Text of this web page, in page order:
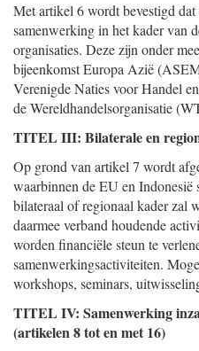
Met artikel 6 wordt bevestigd
samenwerking in het kader van
organisaties. Deze zijn onder
bijeenkomst Europa Azië
Verenigde Naties voor Handel
de Wereldhandelsorganisatie
TITEL III: Bilaterale en
Op grond van artikel 7 wordt
waarbinnen de EU en Indonesië
bilateraal of regionaal kader zal
daarmee verband houdende
worden financiële steun te
samenwerkingsactiviteiten.
workshops, seminars,
TITEL IV: Samenwerking
(artikelen 8 tot en met 16)